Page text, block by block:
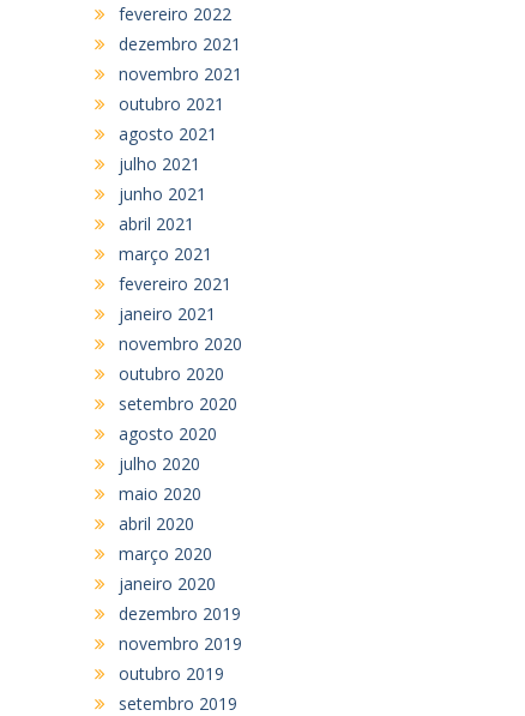
fevereiro 2022
dezembro 2021
novembro 2021
outubro 2021
agosto 2021
julho 2021
junho 2021
abril 2021
março 2021
fevereiro 2021
janeiro 2021
novembro 2020
outubro 2020
setembro 2020
agosto 2020
julho 2020
maio 2020
abril 2020
março 2020
janeiro 2020
dezembro 2019
novembro 2019
outubro 2019
setembro 2019